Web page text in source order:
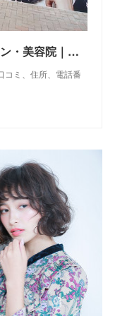
美容室 NYNY 加古川店｜ヘアサロン・美容院｜ニューヨークニューヨーク
コミ、住所、電話番